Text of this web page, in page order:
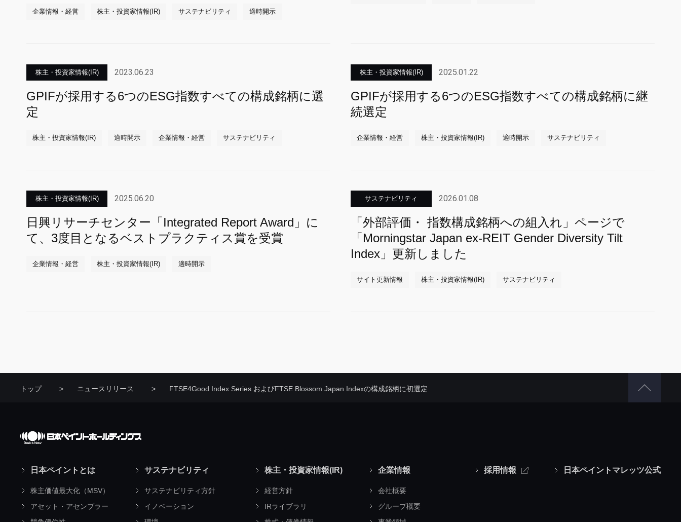
企業情報・経営 株主・投資家情報(IR) サステナビリティ 適時開示
株主・投資家情報(IR) 2023.06.23
GPIFが採用する6つのESG指数すべての構成銘柄に選
定
株主・投資家情報(IR) 適時開示 企業情報・経営 サステナビリティ
株主・投資家情報(IR) 2025.01.22
GPIFが採用する6つのESG指数すべての構成銘柄に継
続選定
企業情報・経営 株主・投資家情報(IR) 適時開示 サステナビリティ
株主・投資家情報(IR) 2025.06.20
日興リサーチセンター「Integrated Report Award」に
て、3度目となるベストプラクティス賞を受賞
企業情報・経営 株主・投資家情報(IR) 適時開示
サステナビリティ 2026.01.08
「外部評価・ 指数構成銘柄への組入れ」ページで
「Morningstar Japan ex-REIT Gender Diversity Tilt
Index」更新しました
サイト更新情報 株主・投資家情報(IR) サステナビリティ
トップ ニュースリリース FTSE4Good Index Series およびFTSE Blossom Japan Indexの構成銘柄に初選定
日本ペイントとは
株主価値最大化（MSV）
アセット・アセンブラー
サステナビリティ
サステナビリティ方針
イノベーション
株主・投資家情報(IR)
経営方針
IRライブラリ
企業情報
会社概要
グループ概要
採用情報 日本ペイントマレッツ公式